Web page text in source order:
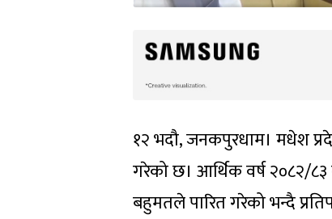
१२ भदौ, जनकपुरधाम। मधेश
गरेको छ। आर्थिक वर्ष २०८२/८३
बहुमतले पारित गरेको भन्दै